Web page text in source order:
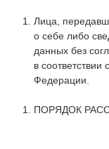
Лица,
о себе либо
данных без
в соответствии
Федерации.
ПОРЯДОК